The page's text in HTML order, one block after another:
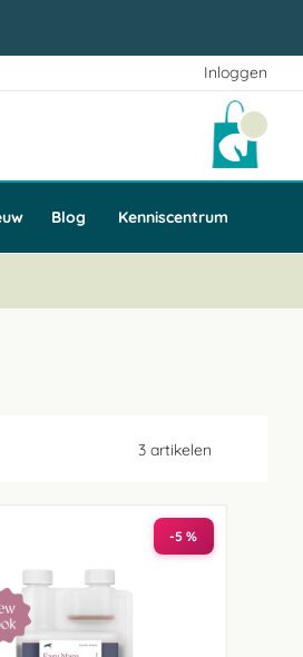
Inloggen
Blog Kenniscentrum
3 artikelen
-5 %